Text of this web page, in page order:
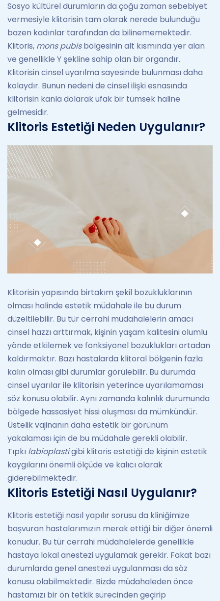
Sosyo kültürel durumların da çoğu zaman sebebiyet
vermesiyle klitorisin tam olarak nerede bulunduğu
bazen kadınlar tarafından da bilinememektedir.
Klitoris, mons pubisbölgesinin alt kısmında yer alan
ve genellikle Y şekline sahip olan bir organdır.
Klitorisin cinsel uyarılma sayesinde bulunması daha
kolaydır. Bunun nedeni de cinsel ilişki esnasında
klitorisin kanla dolarak ufak bir tümsek haline
gelmesidir.
Klitoris Estetiği Neden Uygulanır?
Klitorisin yapısında birtakım şekil bozukluklarının
olması halinde estetik müdahale ile bu durum
düzeltilebilir. Bu tür cerrahi müdahalelerin amacı
cinsel hazzı arttırmak, kişinin yaşam kalitesini olumlu
yönde etkilemek ve fonksiyonel bozuklukları ortadan
kaldırmaktır. Bazı hastalarda klitoral bölgenin fazla
kalın olması gibi durumlar görülebilir. Bu durumda
cinsel uyarılar ile klitorisin yeterince uyarılamaması
söz konusu olabilir. Aynı zamanda kalınlık durumunda
bölgede hassasiyet hissi oluşması da mümkündür.
Üstelik vajinanın daha estetik bir görünüm
yakalaması için de bu müdahale gerekli olabilir.
Tıpkı labioplastigibi klitoris estetiği de kişinin estetik
kaygılarını önemli ölçüde ve kalıcı olarak
giderebilmektedir.
Klitoris Estetiği Nasıl Uygulanır?
Klitoris estetiği nasıl yapılır sorusu da kliniğimize
başvuran hastalarımızın merak ettiği bir diğer önemli
konudur. Bu tür cerrahi müdahalelerde genellikle
hastaya lokal anestezi uygulamak gerekir. Fakat bazı
durumlarda genel anestezi uygulanması da söz
konusu olabilmektedir. Bizde müdahaleden önce
hastamızı bir ön tetkik sürecinden geçirip